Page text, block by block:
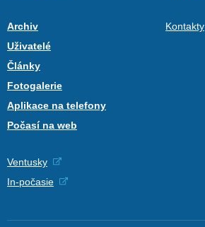
Archiv
Uživatelé
Články
Fotogalerie
Aplikace na telefony
Počasí na web
Kontakty
Ventusky
In-počasie